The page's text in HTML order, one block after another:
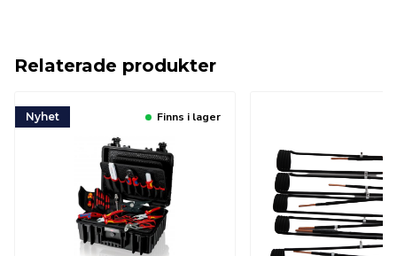
Relaterade produkter
Finns i lager
Nyhet